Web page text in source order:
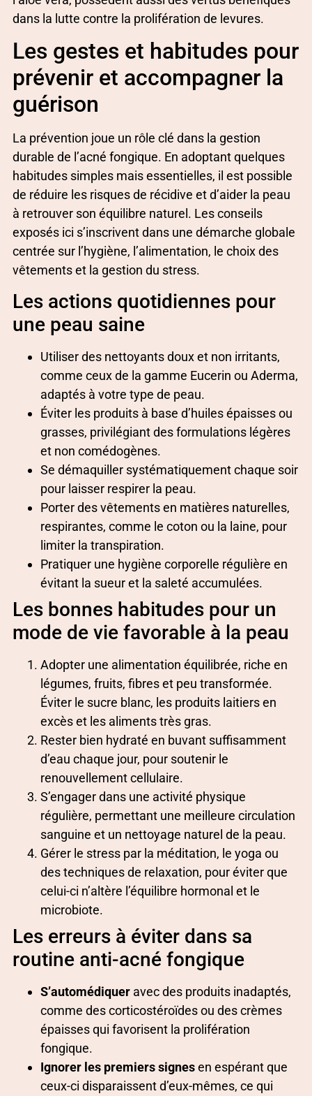
dans la lutte contre la prolifération de levures.
Les gestes et habitudes pour
prévenir et accompagner la
guérison
La prévention joue un rôle clé dans la gestion
durable de l’acné fongique. En adoptant quelques
habitudes simples mais essentielles, il est possible
de réduire les risques de récidive et d’aider la peau
à retrouver son équilibre naturel. Les conseils
exposés ici s’inscrivent dans une démarche globale
centrée sur l’hygiène, l’alimentation, le choix des
vêtements et la gestion du stress.
Les actions quotidiennes pour
une peau saine
Utiliser des nettoyants doux et non irritants,
comme ceux de la gamme Eucerin ou Aderma,
adaptés à votre type de peau.
Éviter les produits à base d’huiles épaisses ou
grasses, privilégiant des formulations légères
et non comédogènes.
Se démaquiller systématiquement chaque soir
pour laisser respirer la peau.
Porter des vêtements en matières naturelles,
respirantes, comme le coton ou la laine, pour
limiter la transpiration.
Pratiquer une hygiène corporelle régulière en
évitant la sueur et la saleté accumulées.
Les bonnes habitudes pour un
mode de vie favorable à la peau
Adopter une alimentation équilibrée, riche en
légumes, fruits, fibres et peu transformée.
Éviter le sucre blanc, les produits laitiers en
excès et les aliments très gras.
Rester bien hydraté en buvant suffisamment
d’eau chaque jour, pour soutenir le
renouvellement cellulaire.
S’engager dans une activité physique
régulière, permettant une meilleure circulation
sanguine et un nettoyage naturel de la peau.
Gérer le stress par la méditation, le yoga ou
des techniques de relaxation, pour éviter que
celui-ci n’altère l’équilibre hormonal et le
microbiote.
Les erreurs à éviter dans sa
routine anti-acné fongique
S’automédiquer avec des produits inadaptés,
comme des corticostéroïdes ou des crèmes
épaisses qui favorisent la prolifération
fongique.
Ignorer les premiers signesen espérant que
ceux-ci disparaissent d’eux-mêmes, ce qui